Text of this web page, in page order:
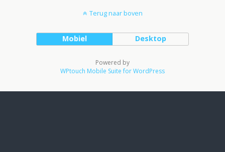
Terug naar boven
Mobiel Desktop
Powered by
WPtouch Mobile Suite for WordPress